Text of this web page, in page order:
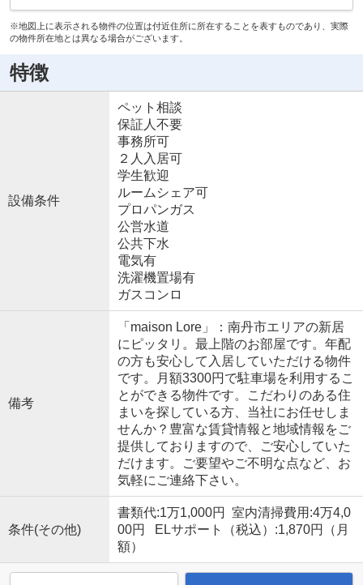
※地図上に表示される物件の位置は付近住所に所在することを表すものであり、実際
の物件所在地とは異なる場合がございます。
特徴
設備条件
ペット相談
保証人不要
事務所可
２人入居可
学生歓迎
ルームシェア可
プロパンガス
公営水道
公共下水
電気有
洗濯機置場有
ガスコンロ
備考
「maison Lore」：南丹市エリアの新居
にピッタリ。最上階のお部屋です。年配
の方も安心して入居していただける物件
です。月額3300円で駐車場を利用するこ
とができる物件です。こだわりのある住
まいを探している方、当社にお任せしま
せんか？豊富な賃貸情報と地域情報をご
提供しておりますので、ご安心していた
だけます。ご要望やご不明な点など、お
気軽にご連絡下さい。
条件(その他)
書類代:1万1,000円 室内清掃費用:4万4,0
00円 ELサポート（税込）:1,870円（月
額）